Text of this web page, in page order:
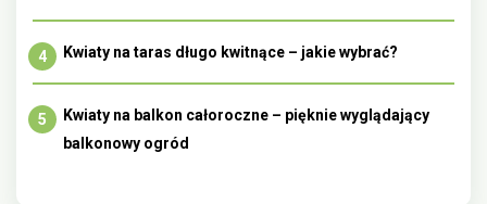
Kwiaty na taras długo kwitnące – jakie wybrać?
Kwiaty na balkon całoroczne – pięknie wyglądający
balkonowy ogród